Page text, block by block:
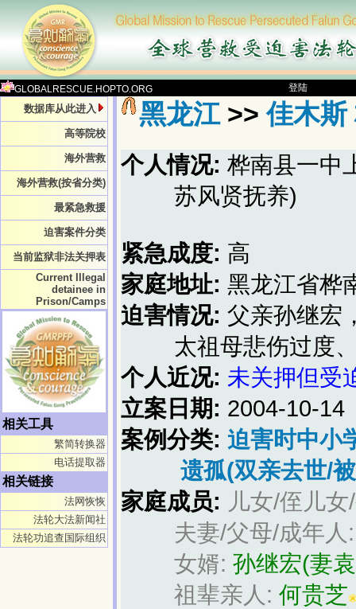
GLOBALRESCUE.HOPTO.ORG 登陆
数据库从此进入
高等院校
海外营救
海外营救(按省分类)
最紧急救援
迫害案件分类
当前监狱非法关押表
Current Illegal
detainee in
Prison/Camps
相关工具
繁简转换器
电话提取器
相关链接
法网恢恢
法轮大法新闻社
法轮功追查国际组织
黑龙江>>佳木斯
个人情况: 桦南县一中
苏风贤抚养)
紧急成度: 高
家庭地址: 黑龙江省桦
迫害情况: 父亲孙继宏
太祖母悲伤过度
个人近况: 未关押但受
立案日期: 2004-10-14
案例分类: 迫害时中小
遗孤(双亲去世/
家庭成员: 儿女/侄儿
夫妻/父母/成年
女婿: 孙继宏(妻
祖辈亲人: 何贵芝